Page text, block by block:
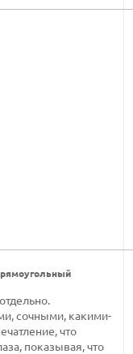
сочными, какими-
что
показывая, что